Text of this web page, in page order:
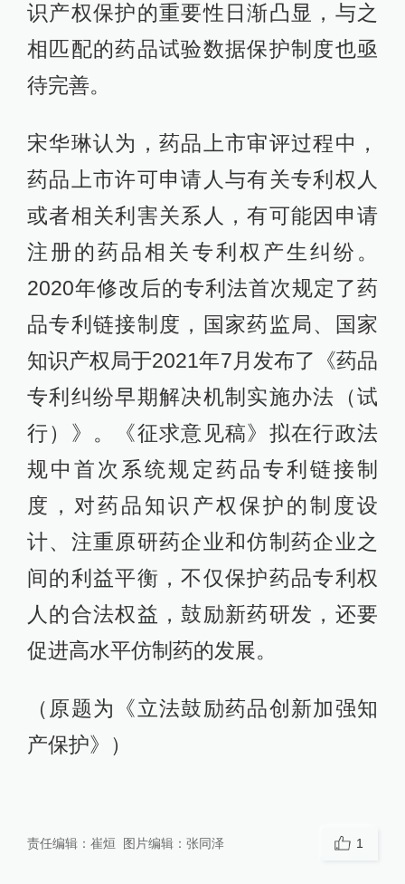
识产权保护的重要性日渐凸显，与之
相匹配的药品试验数据保护制度也亟
待完善。
宋华琳认为，药品上市审评过程中，
药品上市许可申请人与有关专利权人
或者相关利害关系人，有可能因申请
注册的药品相关专利权产生纠纷。
2020年修改后的专利法首次规定了药
品专利链接制度，国家药监局、国家
知识产权局于2021年7月发布了《药品
专利纠纷早期解决机制实施办法（试
行）》。《征求意见稿》拟在行政法
规中首次系统规定药品专利链接制
度，对药品知识产权保护的制度设
计、注重原研药企业和仿制药企业之
间的利益平衡，不仅保护药品专利权
人的合法权益，鼓励新药研发，还要
促进高水平仿制药的发展。
（原题为《立法鼓励药品创新加强知
产保护》）
责任编辑： 崔烜 图片编辑： 张同泽 1